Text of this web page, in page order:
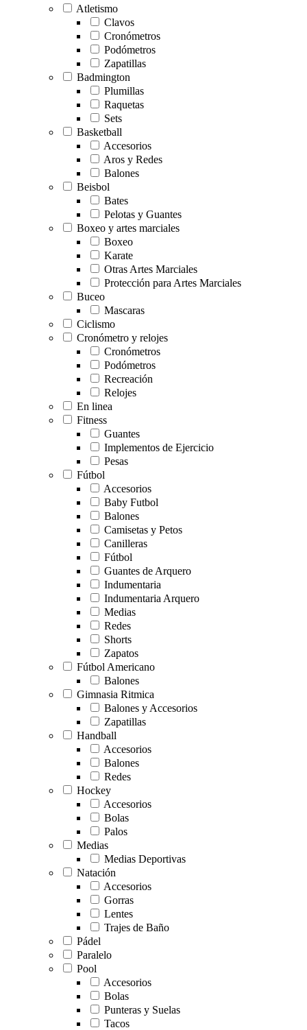
Atletismo
Clavos
Cronómetros
Podómetros
Zapatillas
Badmington
Plumillas
Raquetas
Sets
Basketball
Accesorios
Aros y Redes
Balones
Beisbol
Bates
Pelotas y Guantes
Boxeo y artes marciales
Boxeo
Karate
Otras Artes Marciales
Protección para Artes Marciales
Buceo
Mascaras
Ciclismo
Cronómetro y relojes
Cronómetros
Podómetros
Recreación
Relojes
En linea
Fitness
Guantes
Implementos de Ejercicio
Pesas
Fútbol
Accesorios
Baby Futbol
Balones
Camisetas y Petos
Canilleras
Fútbol
Guantes de Arquero
Indumentaria
Indumentaria Arquero
Medias
Redes
Shorts
Zapatos
Fútbol Americano
Balones
Gimnasia Ritmica
Balones y Accesorios
Zapatillas
Handball
Accesorios
Balones
Redes
Hockey
Accesorios
Bolas
Palos
Medias
Medias Deportivas
Natación
Accesorios
Gorras
Lentes
Trajes de Baño
Pádel
Paralelo
Pool
Accesorios
Bolas
Punteras y Suelas
Tacos